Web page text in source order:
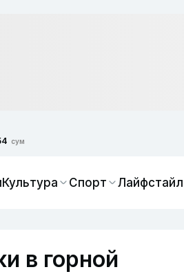
сум
Культура Спорт Лайфстайл
в горной